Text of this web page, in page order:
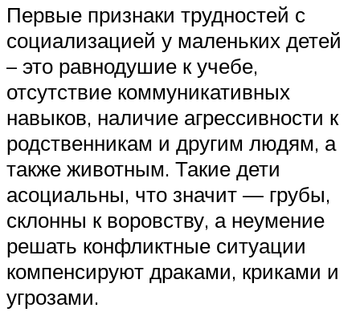
Первые признаки трудностей с
социализацией у маленьких детей
– это равнодушие к учебе,
отсутствие коммуникативных
навыков, наличие агрессивности к
родственникам и другим людям, а
также животным. Такие дети
асоциальны, что значит — грубы,
склонны к воровству, а неумение
решать конфликтные ситуации
компенсируют драками, криками и
угрозами.